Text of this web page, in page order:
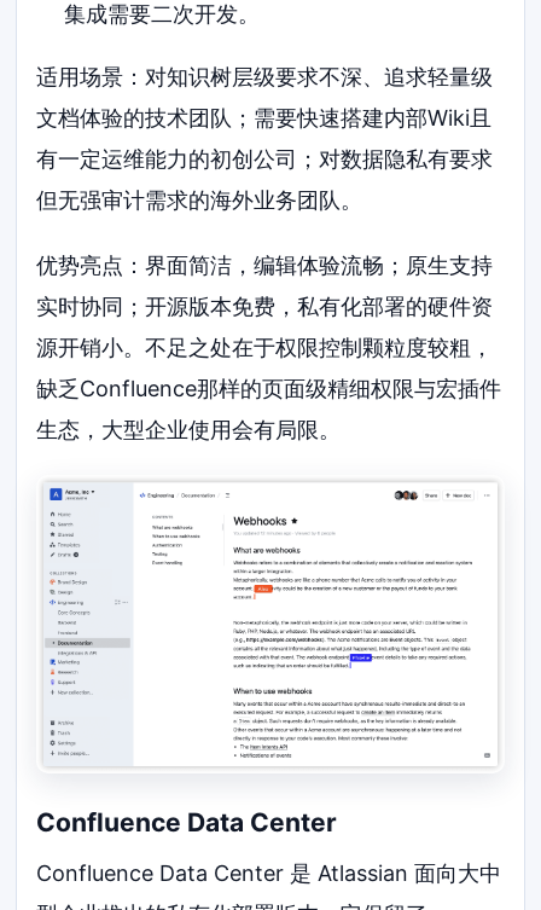
集成需要二次开发。
适用场景：对知识树层级要求不深、追求轻量级
文档体验的技术团队；需要快速搭建内部Wiki且
有一定运维能力的初创公司；对数据隐私有要求
但无强审计需求的海外业务团队。
优势亮点：界面简洁，编辑体验流畅；原生支持
实时协同；开源版本免费，私有化部署的硬件资
源开销小。不足之处在于权限控制颗粒度较粗，
缺乏Confluence那样的页面级精细权限与宏插件
生态，大型企业使用会有局限。
Confluence Data Center
Confluence Data Center 是 Atlassian 面向大中